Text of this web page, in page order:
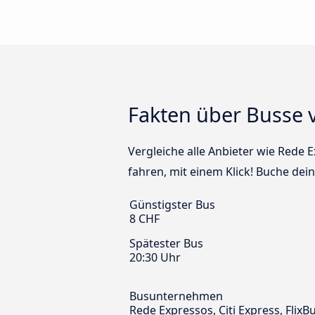
Fakten über Busse
Vergleiche alle Anbieter wie Rede
fahren, mit einem Klick! Buche
Günstigster Bus
8 CHF
Spätester Bus
20:30 Uhr
Busunternehmen
Rede Expressos, Citi Express,